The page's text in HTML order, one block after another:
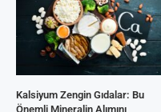
Kalsiyum Zengin Gıdalar: Bu
Önemli Mineralin Alımını